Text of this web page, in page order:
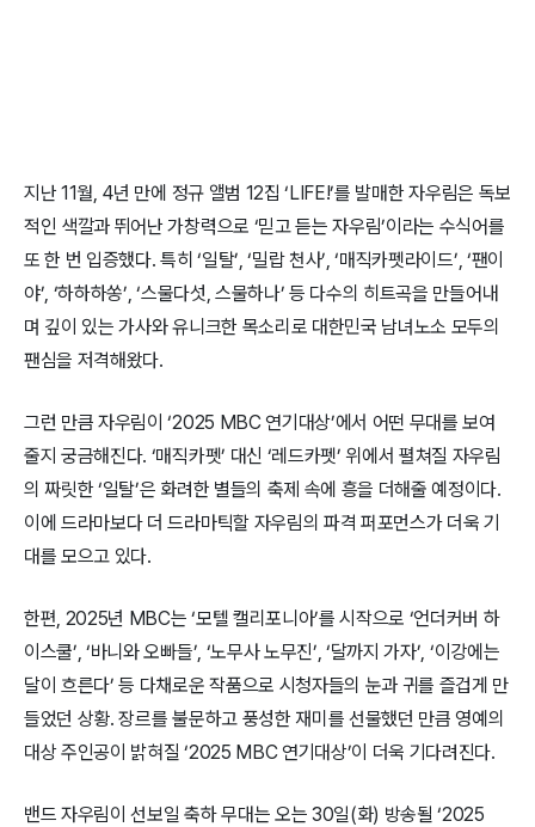
지난 11월, 4년 만에 정규 앨범 12집 ‘LIFE!’를 발매한 자우림은 독보
적인 색깔과 뛰어난 가창력으로 ‘믿고 듣는 자우림’이라는 수식어를
또 한 번 입증했다. 특히 ‘일탈’, ‘밀랍 천사’, ‘매직카펫라이드’, ‘팬이
야’, ‘하하하쏭’, ‘스물다섯, 스물하나’ 등 다수의 히트곡을 만들어내
며 깊이 있는 가사와 유니크한 목소리로 대한민국 남녀노소 모두의
팬심을 저격해왔다.
그런 만큼 자우림이 ‘2025 MBC 연기대상’에서 어떤 무대를 보여
줄지 궁금해진다. ‘매직카펫’ 대신 ‘레드카펫’ 위에서 펼쳐질 자우림
의 짜릿한 ‘일탈’은 화려한 별들의 축제 속에 흥을 더해줄 예정이다.
이에 드라마보다 더 드라마틱할 자우림의 파격 퍼포먼스가 더욱 기
대를 모으고 있다.
한편, 2025년 MBC는 ‘모텔 캘리포니아’를 시작으로 ‘언더커버 하
이스쿨’, ‘바니와 오빠들’, ‘노무사 노무진’, ‘달까지 가자’, ‘이강에는
달이 흐른다’ 등 다채로운 작품으로 시청자들의 눈과 귀를 즐겁게 만
들었던 상황. 장르를 불문하고 풍성한 재미를 선물했던 만큼 영예의
대상 주인공이 밝혀질 ‘2025 MBC 연기대상’이 더욱 기다려진다.
밴드 자우림이 선보일 축하 무대는 오는 30일(화) 방송될 ‘2025